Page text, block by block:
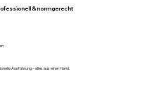
& normgerecht
Ausführung – alles aus einer Hand.